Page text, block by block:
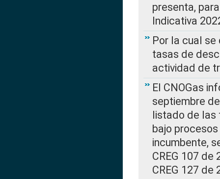
presenta,
Indicativa
Por la cual
tasas de
actividad de
El CNOGas
septiembre
listado de las
bajo
incumbente,
CREG 107
CREG 127 de